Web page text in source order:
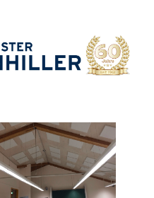
Bernd
Weidenhiller